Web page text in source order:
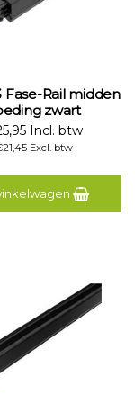
Fase-Rail midden
zwart
Incl. btw
Excl. btw